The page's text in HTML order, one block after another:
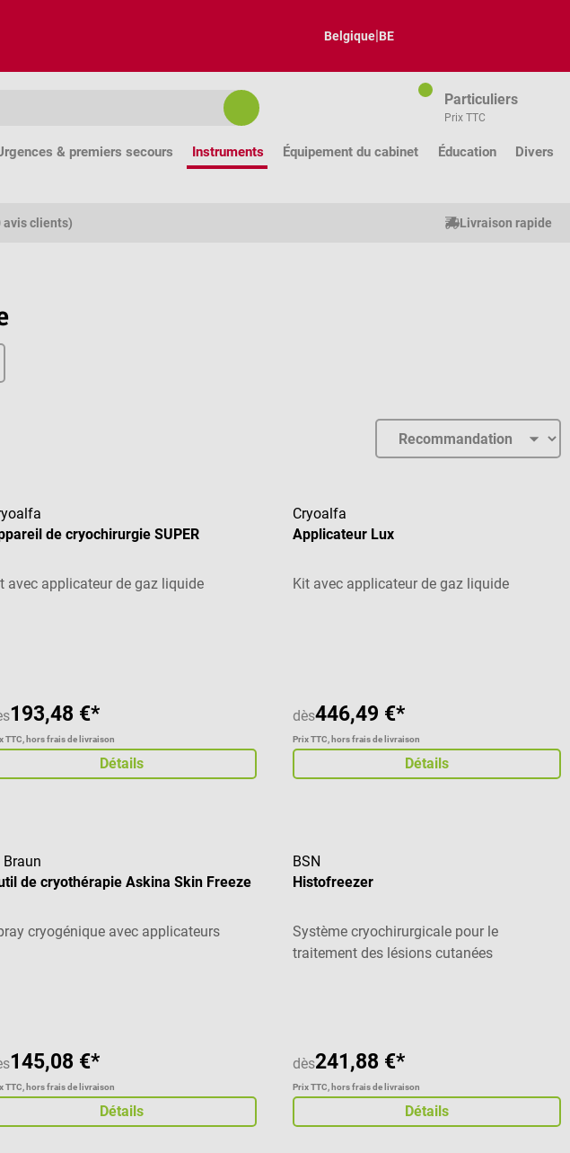
Belgique|BE
Particuliers
Prix TTC
& premiers secours Instruments Équipement du cabinet Éducation Divers
avis clients) Livraison rapide
de cryochirurgie SUPER
avec applicateur de gaz liquide
193,48 €*
TTC, hors frais de livraison
Détails
Cryoalfa
Applicateur Lux
Kit avec applicateur de gaz liquide
dès446,49 €*
Prix TTC, hors frais de livraison
Détails
Braun
de cryothérapie Askina Skin Freeze
cryogénique avec applicateurs
145,08 €*
TTC, hors frais de livraison
Détails
BSN
Histofreezer
Système cryochirurgicale pour le
traitement des lésions cutanées
dès241,88 €*
Prix TTC, hors frais de livraison
Détails